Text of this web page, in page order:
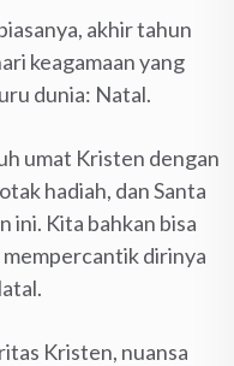
akhir tahun
keagamaan yang
dunia: Natal.
umat Kristen dengan
hadiah, dan Santa
ini. Kita bahkan bisa
dirinya
Kristen, nuansa